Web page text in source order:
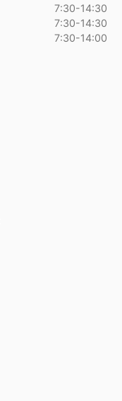
7:30-14:30
7:30-14:30
7:30-14:00